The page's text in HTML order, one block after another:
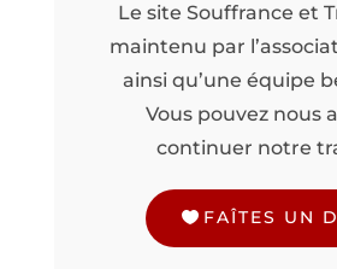
Le site Souffrance et
maintenu par
ainsi qu’une équipe
Vous pouvez nous
continuer notre
FAÎTES UN